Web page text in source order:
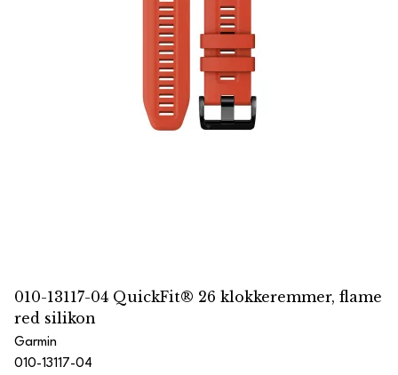
010-13117-04 QuickFit® 26 klokkeremmer, flame
red silikon
Garmin
010-13117-04